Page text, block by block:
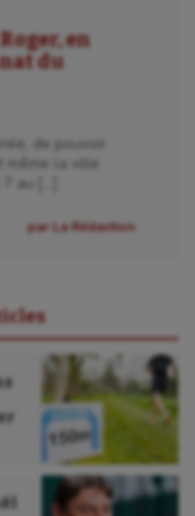
en
du
de pouvoir
même la ville
au […]
par La Rédaction